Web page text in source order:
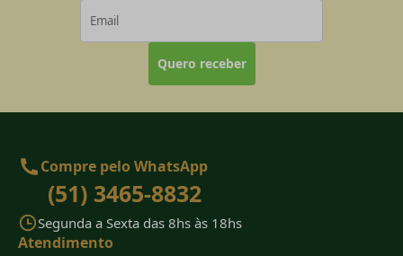
Quero receber
Compre pelo WhatsApp
(51) 3465-8832
Segunda a Sexta das 8hs às 18hs
Atendimento